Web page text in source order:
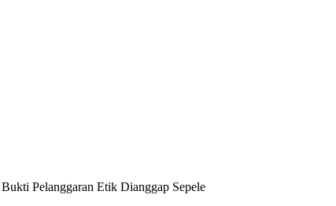
Pelanggaran Etik Dianggap Sepele